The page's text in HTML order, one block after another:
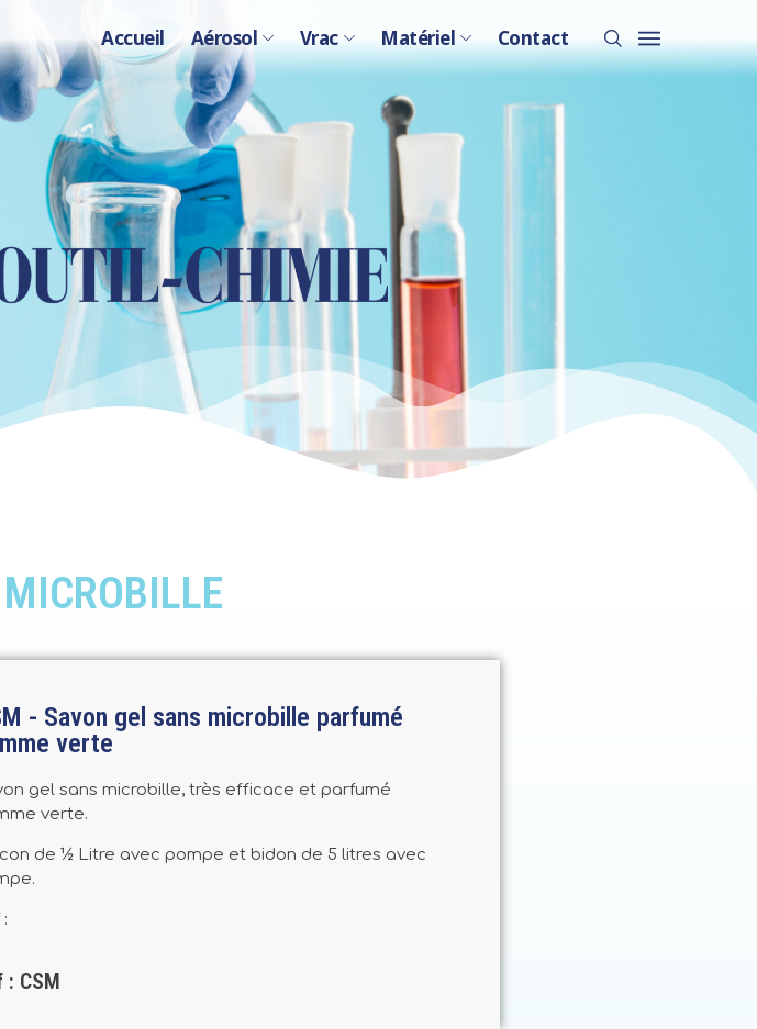
Accueil Aérosol Vrac Matériel Contact
- Savon gel sans microbille parfumé
verte
gel sans microbille, très efficace et parfumé
verte.
de ½ Litre avec pompe et bidon de 5 litres avec
: CSM